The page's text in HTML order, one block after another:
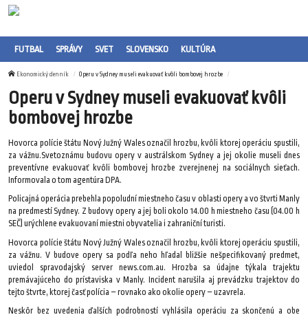
FUTBAL SPRÁVY SVET SLOVENSKO KULTÚRA
Ekonomický denník Operu v Sydney museli evakuovať kvôli bombovej hrozbe
Operu v Sydney museli evakuovať kvôli
bombovej hrozbe
Hovorca polície štátu Nový Južný Wales označil hrozbu, kvôli ktorej operáciu spustili,
za vážnu.Svetoznámu budovu opery v austrálskom Sydney a jej okolie museli dnes
preventívne evakuovať kvôli bombovej hrozbe zverejnenej na sociálnych sieťach.
Informovala o tom agentúra DPA.
Policajná operácia prebehla popoludní miestneho času v oblasti opery a vo štvrti Manly
na predmestí Sydney. Z budovy opery a jej boli okolo 14.00 h miestneho času (04.00 h
SEČ) urýchlene evakuovaní miestni obyvatelia i zahraniční turisti.
Hovorca polície štátu Nový Južný Wales označil hrozbu, kvôli ktorej operáciu spustili,
za vážnu. V budove opery sa podľa neho hľadal bližšie nešpecifikovaný predmet,
uviedol spravodajský server news.com.au. Hrozba sa údajne týkala trajektu
premávajúceho do prístaviska v Manly. Incident narušila aj prevádzku trajektov do
tejto štvrte, ktorej časť polícia – rovnako ako okolie opery – uzavrela.
Neskôr bez uvedenia ďalších podrobností vyhlásila operáciu za skončenú a obe